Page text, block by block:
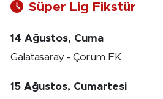
Süper Lig Fikstür
14 Ağustos, Cuma
Galatasaray - Çorum FK
15 Ağustos, Cumartesi